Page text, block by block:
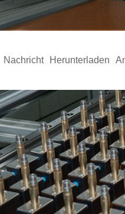
Nachricht Herunterladen